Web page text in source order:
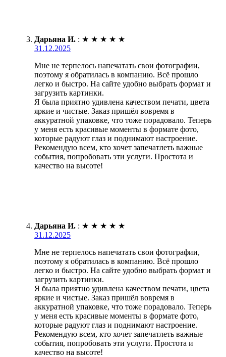
Дарьяна И. : ★ ★ ★ ★ ★
31.12.2025
Мне не терпелось напечатать свои фотографии,
поэтому я обратилась в компанию. Всё прошло
легко и быстро. На сайте удобно выбрать формат и
загрузить картинки.
Я была приятно удивлена качеством печати, цвета
яркие и чистые. Заказ пришёл вовремя в
аккуратной упаковке, что тоже порадовало. Теперь
у меня есть красивые моменты в формате фото,
которые радуют глаз и поднимают настроение.
Рекомендую всем, кто хочет запечатлеть важные
события, попробовать эти услуги. Простота и
качество на высоте!
Дарьяна И. : ★ ★ ★ ★ ★
31.12.2025
Мне не терпелось напечатать свои фотографии,
поэтому я обратилась в компанию. Всё прошло
легко и быстро. На сайте удобно выбрать формат и
загрузить картинки.
Я была приятно удивлена качеством печати, цвета
яркие и чистые. Заказ пришёл вовремя в
аккуратной упаковке, что тоже порадовало. Теперь
у меня есть красивые моменты в формате фото,
которые радуют глаз и поднимают настроение.
Рекомендую всем, кто хочет запечатлеть важные
события, попробовать эти услуги. Простота и
качество на высоте!